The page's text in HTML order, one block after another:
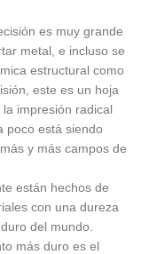
es muy grande
metal, e incluso se
estructural como
este es un hoja
impresión radical
poco está siendo
y más campos de
están hechos de
con una dureza
del mundo.
más duro es el